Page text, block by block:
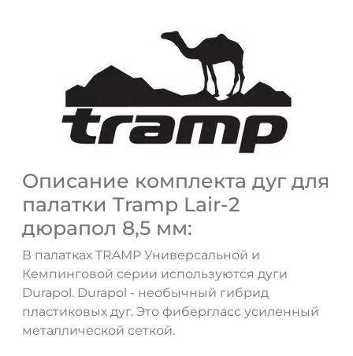
Описание комплекта дуг для
палатки Tramp Lair-2
дюрапол 8,5 мм:
В палатках TRAMP Универсальной и
Кемпинговой серии используются дуги
Durapol. Durapol - необычный гибрид
пластиковых дуг. Это фибергласс усиленный
металлической сеткой.